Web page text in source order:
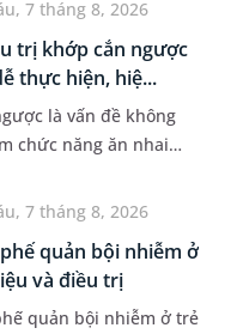
nhân tạo. Bài v...
7 tháng 8, 2026
trị khớp cắn ngược
thực hiện, hiệ...
là vấn đề không
chức năng ăn nhai
mặt. Do đó, cần khắc
trạng này để...
7 tháng 8, 2026
quản bội nhiễm ở
và điều trị
quản bội nhiễm ở trẻ